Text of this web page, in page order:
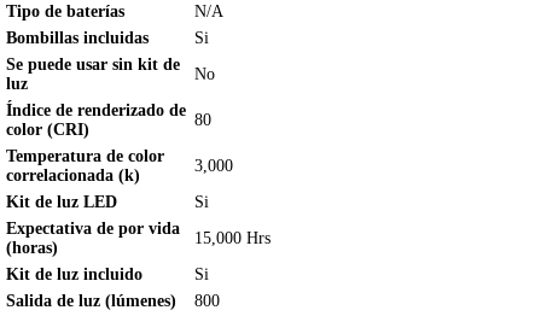
Tipo de baterías
N/A
Bombillas incluidas
Si
Se puede usar sin kit de
luz
No
Índice de renderizado de
color (CRI)
80
Temperatura de color
correlacionada (k)
3,000
Kit de luz LED
Si
Expectativa de por vida
(horas)
15,000 Hrs
Kit de luz incluido
Si
Salida de luz (lúmenes)
800